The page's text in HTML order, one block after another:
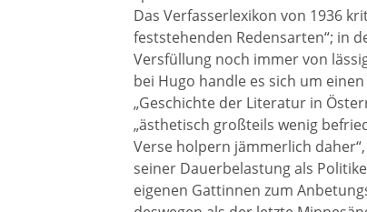
Das Verfasserlexikon von 1936
feststehenden Redensarten“; in
Versfüllung noch immer von
bei Hugo handle es sich um
„Geschichte der Literatur in
„ästhetisch großteils wenig
Verse holpern jämmerlich
seiner Dauerbelastung als
eigenen Gattinnen zum